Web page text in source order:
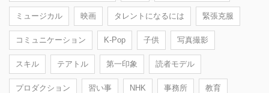
ミュージカル 映画 タレントになるには 緊張克服
コミュニケーション K-Pop 子供 写真撮影
スキル テアトル 第一印象 読者モデル
プロダクション 習い事 NHK 事務所 教育